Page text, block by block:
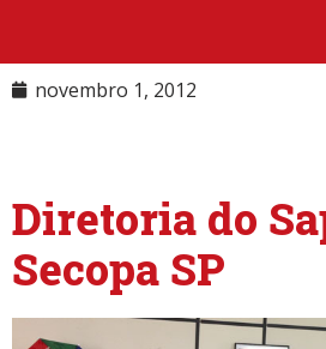
novembro 1, 2012
Diretoria do
Secopa SP